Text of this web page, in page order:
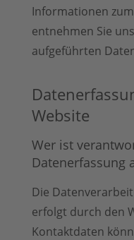
Informationen
entnehmen Sie
aufgeführten
Website
Wer ist
Datenerfassung
Die
erfolgt durch den
Kontaktdaten